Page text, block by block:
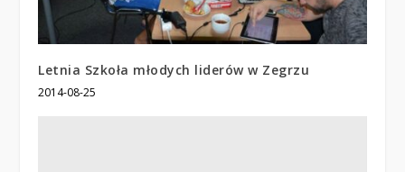
Letnia Szkoła młodych liderów w Zegrzu
2014-08-25